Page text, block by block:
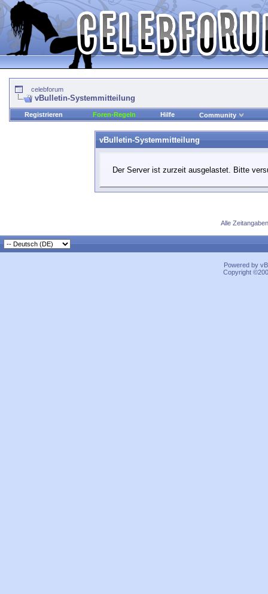
celebforum
vBulletin-Systemmitteilung
Registrieren Foren-Regeln Hilfe Community
vBulletin-Systemmitteilung
Der Server ist zurzeit ausgelastet. Bitte
Alle
Powered by
Copyright